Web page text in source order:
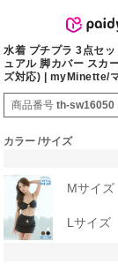
水着 プチプラ 3点セ
ュアル 脚カバー スカ
ズ対応) | myMinette/
商品番号 th-sw16050
カラー サイズ
Mサイズ
Lサイズ